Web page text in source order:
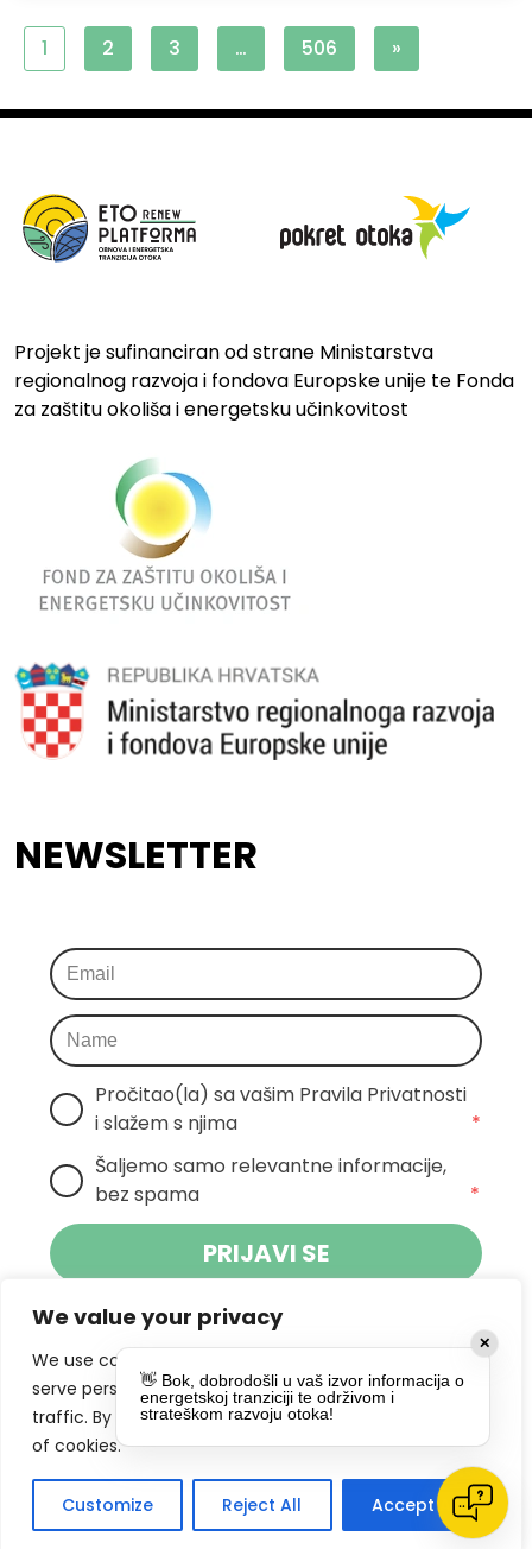
We value your privacy
We use cookies to enhance your browsing experience,
serve personalized ads or content, and analyze our
traffic. By clicking "Accept All", you consent to our use
of cookies.
Customize Reject All Accept All
1 2 3 … 506 »
Projekt je sufinanciran od strane Ministarstva
regionalnog razvoja i fondova Europske unije te Fonda
za zaštitu okoliša i energetsku učinkovitost
NEWSLETTER
Pročitao(la) sa vašim Pravila Privatnosti
i slažem s njima
*
Šaljemo samo relevantne informacije,
bez spama
*
PRIJAVI SE
Klikom na gumb dajete suglasnost za
primanje novosti Pokreta Otoka te se
slažete spolitikom privatnosti.
DRUŠTVENE MREŽE
✕
👋 Bok, dobrodošli u vaš izvor informacija o
energetskoj tranziciji te održivom i
strateškom razvoju otoka!